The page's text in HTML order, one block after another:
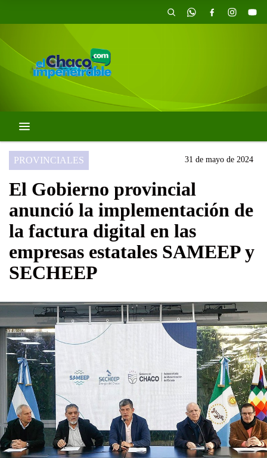
PROVINCIALES 31 de mayo de 2024
El Gobierno provincial
anunció la implementación de
la factura digital en las
empresas estatales SAMEEP y
SECHEEP